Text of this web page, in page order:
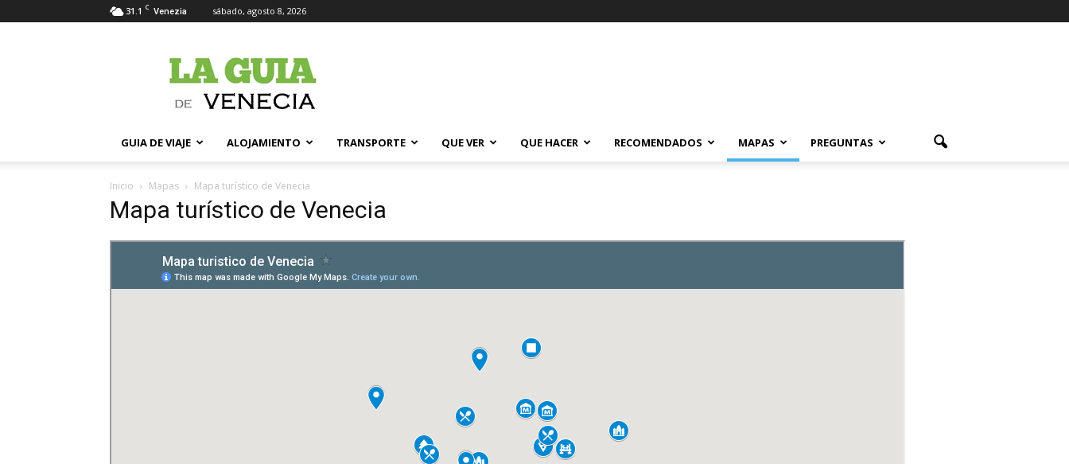
31.1 C Venezia sábado, agosto 8, 2026
Guia
Venecia
GUIA DE VIAJE ALOJAMIENTO TRANSPORTE QUE VER QUE HACER RECOMENDADOS MAPAS PREGUNTAS
Inicio Mapas Mapa turístico de Venecia
Mapa turístico de Venecia